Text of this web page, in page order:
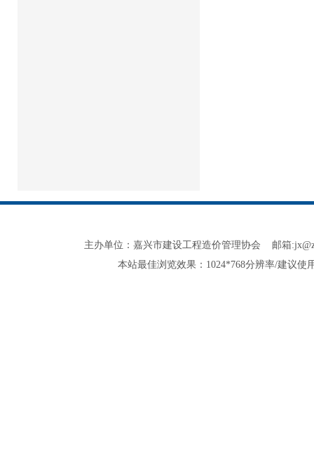
主办单位：嘉兴市建设工程造价管理协会 邮箱
本站最佳浏览效果：1024*768分辨率/建议